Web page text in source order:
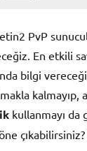
PvP
En etkili
bilgi
kalmayıp,
kullanmayı da